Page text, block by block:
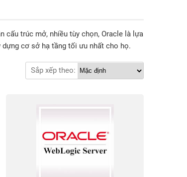
cấu trúc mở, nhiều tùy chọn, Oracle là lựa
cơ sở hạ tầng tối ưu nhất cho họ.
Sắp xếp theo: